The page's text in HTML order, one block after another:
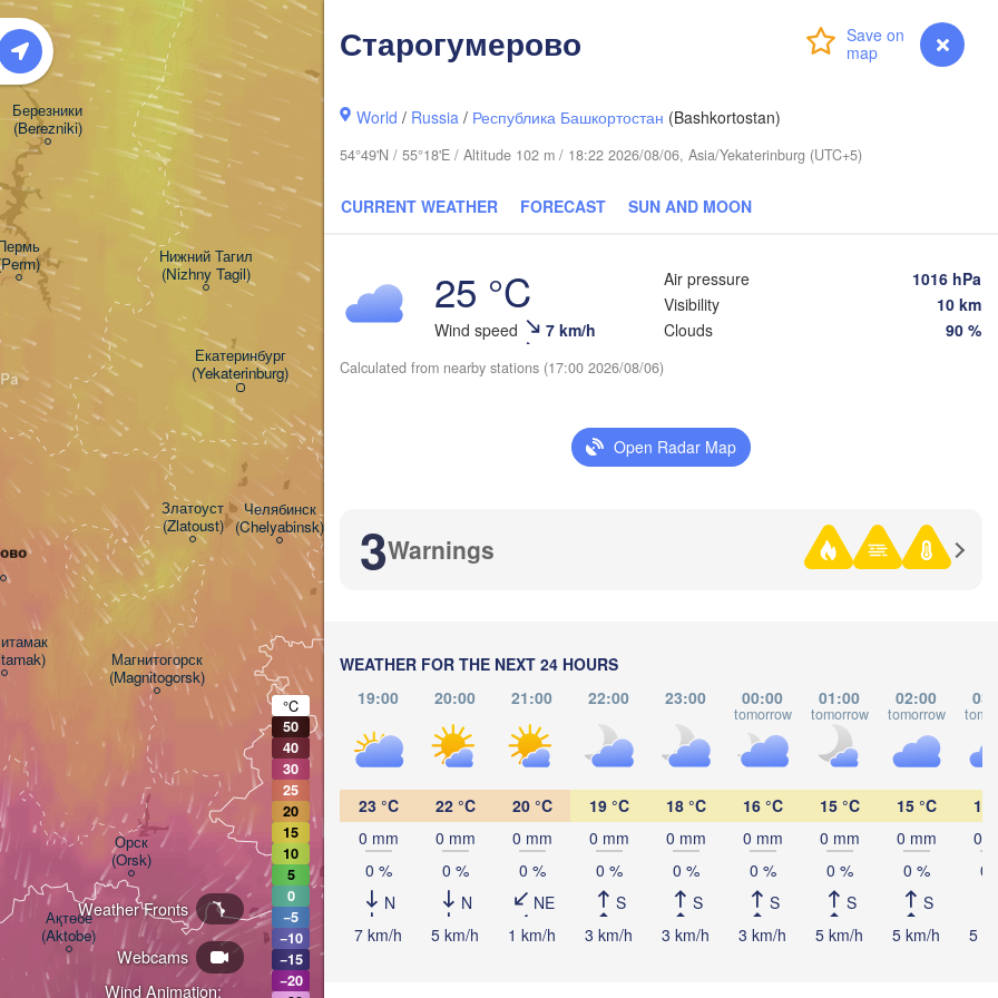
Login myVentusky Forecast
Старогумерово
World / Russia / Республика Башкортостан (Bashkortostan)
54°49'N / 55°18'E / Altitude 102 m / 18:22 2026/08/06, Asia/Yekaterinburg (UTC+5)
CURRENT WEATHER FORECAST SUN AND MOON
25 °C
Wind speed 7 km/h
Air pressure
1016 hPa
Visibility
10 km
Clouds
90 %
Calculated from nearby stations (17:00 2026/08/06)
Open Radar Map
3Warnings
WEATHER FOR THE NEXT 24 HOURS
19:00
20:00 21:00 22:00 23:00 00:00
tomorrow
01:00
tomorrow
02:00
tomorrow
23 °C
0 mm
0 %
N
7 km/h
22 °C
0 mm
0 %
N
5 km/h
20 °C
0 mm
0 %
NE
1 km/h
19 °C
0 mm
0 %
S
3 km/h
18 °C
0 mm
0 %
S
3 km/h
16 °C
0 mm
0 %
S
3 km/h
15 °C
0 mm
0 %
S
5 km/h
15 °C
0 mm
0 %
S
5 km/h
15
0
0
5
Wind Animation:
Webcams
Weather Fronts
Екатеринбург
(Yekaterinburg)
Тюмень
(Tyumen)
Березники
(Berezniki)
Нижний Тагил
(Nizhny Tagil)
Челябинск
(Chelyabinsk)
Ақтөбе
(Aktobe)
Орск
(Orsk)
Қостанай
(Kostanay)
Златоуст
(Zlatoust)
Магнитогорск
(Magnitogorsk)
Омск
(Omsk)
Астана
(Astana)
(Kökşetaw)
°C
50
40
30
25
20
15
10
5
0
−5
−10
−15
−20